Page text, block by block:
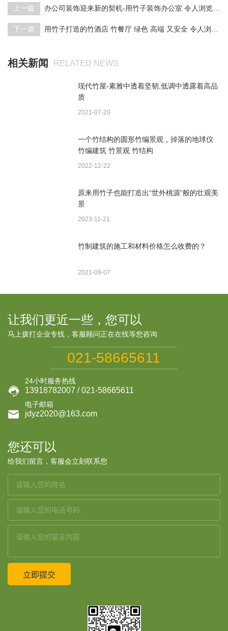
上一篇
下一篇
相关新闻 RELATED NEWS
现代竹屋-素雅中透着坚韧,低调中透露着高品
质
2021-07-20
一个竹结构的圆形竹编景观，掉落的地球仪
竹编建筑 竹景观 竹结构
2022-12-22
原来用竹子也能打造出“世外桃源”般的壮观美
景
2023-11-21
竹制建筑的施工和材料价格怎么收费的？
2021-09-07
让我们更近一些，您可以
马上拨打企业专线，客服顾问正在在线等您咨询
021-58665611

24小时服务热线
13918782007 / 021-58665611

电子邮箱
jdyz2020@163.com
您还可以
给我们留言，客服会立刻联系您